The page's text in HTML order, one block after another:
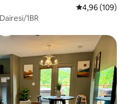
5 üzerinden
4,96 (109)
1BR
en beğenilenler arasında